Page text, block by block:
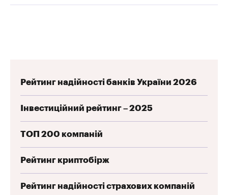
Рейтинг надійності банків України 2026
Інвестиційний рейтинг – 2025
ТОП 200 компаній
Рейтинг криптобірж
Рейтинг надійності страхових компаній